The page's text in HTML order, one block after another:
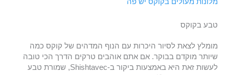
טבע בקוקס
מומלץ לצאת לסיור היכרות עם הנוף המדהים של קוקס כמה
שיותר מוקדם בבוקר. אם אתם אוהבים טרקים הדרך הכי טובה
לעשות זאת היא באמצעות ביקור ב-Shishtavec, שמורת טבע